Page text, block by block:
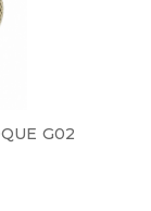
G02